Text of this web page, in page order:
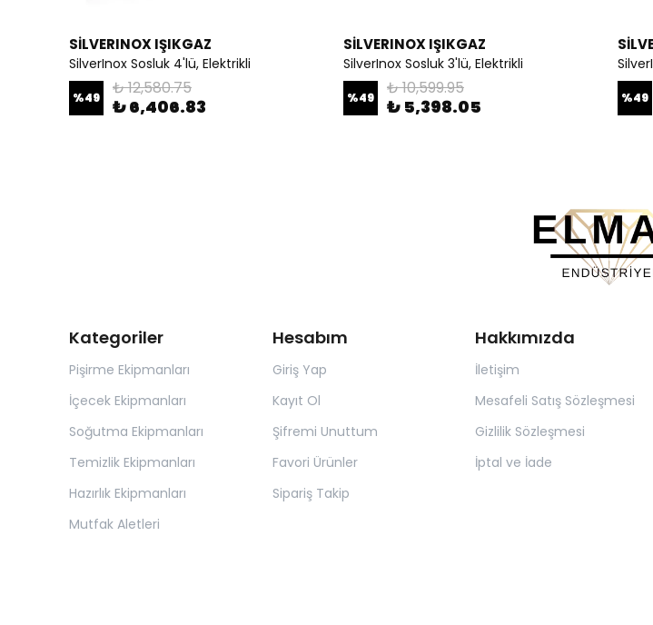
SİLVERINOX IŞIKGAZ
SilverInox Sosluk 4'lü, Elektrikli
%49 ₺ 12,580.75
₺ 6,406.83
SİLVERINOX IŞIKGAZ
SilverInox Sosluk 3'lü, Elektrikli
%49 ₺ 10,599.95
₺ 5,398.05 %49
Kategoriler
Pişirme Ekipmanları
İçecek Ekipmanları
Soğutma Ekipmanları
Temizlik Ekipmanları
Hazırlık Ekipmanları
Mutfak Aletleri
Hesabım
Giriş Yap
Kayıt Ol
Şifremi Unuttum
Favori Ürünler
Sipariş Takip
Hakkımızda
İletişim
Mesafeli Satış Sözleşmesi
Gizlilik Sözleşmesi
İptal ve İade